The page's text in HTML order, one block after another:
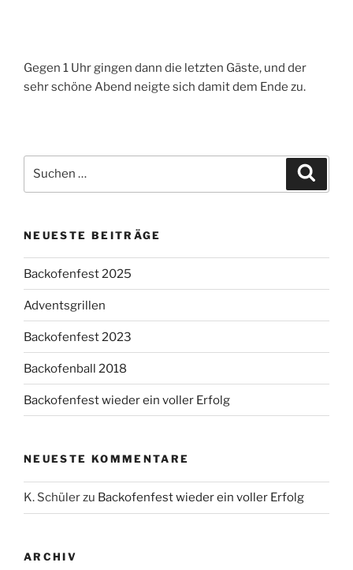
Gegen 1 Uhr gingen dann die letzten Gäste, und der
sehr schöne Abend neigte sich damit dem Ende zu.
nach:
NEUESTE BEITRÄGE
Backofenfest 2025
Adventsgrillen
Backofenfest 2023
Backofenball 2018
Backofenfest wieder ein voller Erfolg
NEUESTE KOMMENTARE
K. Schülerzu Backofenfest wieder ein voller Erfolg
ARCHIV